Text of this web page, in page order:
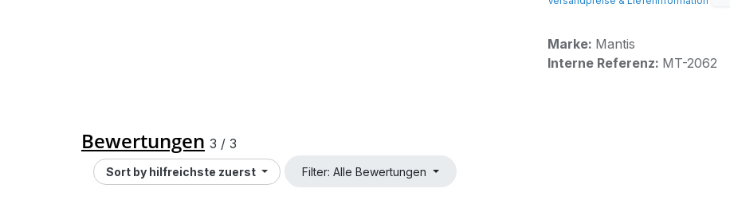
Marke: Mantis
Interne Referenz: MT-2062
Bewertungen 3 / 3
Sort by hilfreichste zuerst Filter: Alle Bewertungen